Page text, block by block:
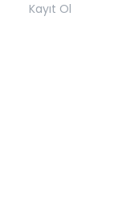
Kayıt Ol